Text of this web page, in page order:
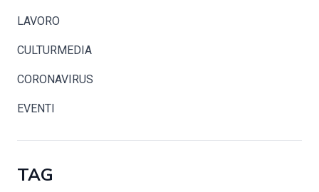
LAVORO
CULTURMEDIA
CORONAVIRUS
EVENTI
TAG